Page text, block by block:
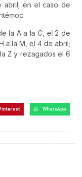
abril; en el caso de
la A a la C, el 2 de
a la M, el 4 de abril;
Z y rezagados el 6
Pinterest WhatsApp